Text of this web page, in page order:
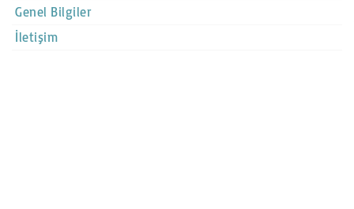
Genel Bilgiler
İletişim